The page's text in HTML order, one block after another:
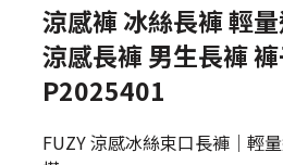
涼感褲 冰絲長褲 輕
涼感長褲 男生長褲
P2025401
FUZY 涼感冰絲束口長褲｜輕